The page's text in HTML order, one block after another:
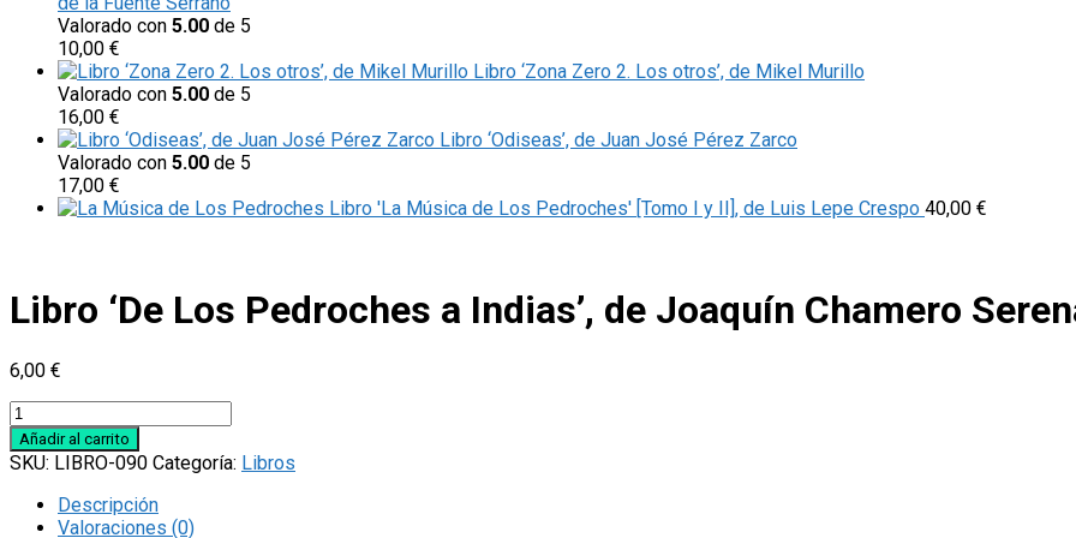
Valorado con 5.00 de 5
10,00 €
Libro ‘Zona Zero 2. Los otros’, de Mikel Murillo
Valorado con 5.00 de 5
16,00 €
Libro ‘Odiseas’, de Juan José Pérez Zarco
Valorado con 5.00 de 5
17,00 €
Libro 'La Música de Los Pedroches' [Tomo I y II], de Luis Lepe Crespo 40,00 €
Libro ‘De Los Pedroches a Indias’, de Joaquín Chamero
6,00 €
Libro
'De
Los
Indias',
Añadir al carrito
SKU: LIBRO-090 Categoría: Libros
Descripción
Valoraciones (0)